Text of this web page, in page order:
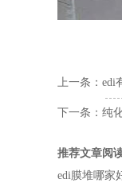
上一条： edi
下一条： 纯
推荐文章阅
edi膜堆哪家